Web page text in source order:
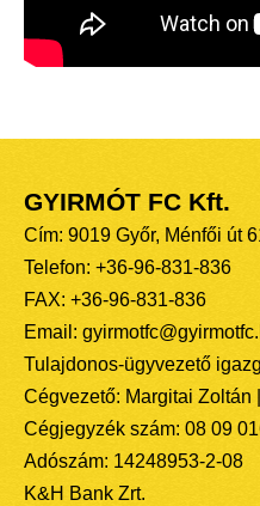
GYIRMÓT FC Kft.
Cím: 9019 Győr, Ménfői út
Telefon: +36-96-831-836
FAX: +36-96-831-836
Email:
Tulajdonos-ügyvezető
Cégvezető: Margitai Zoltán
Cégjegyzék szám: 08 09
Adószám: 14248953-2-08
K&H Bank Zrt.